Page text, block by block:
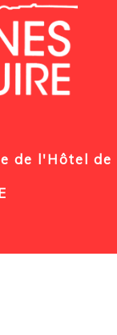
de l'Hôtel de